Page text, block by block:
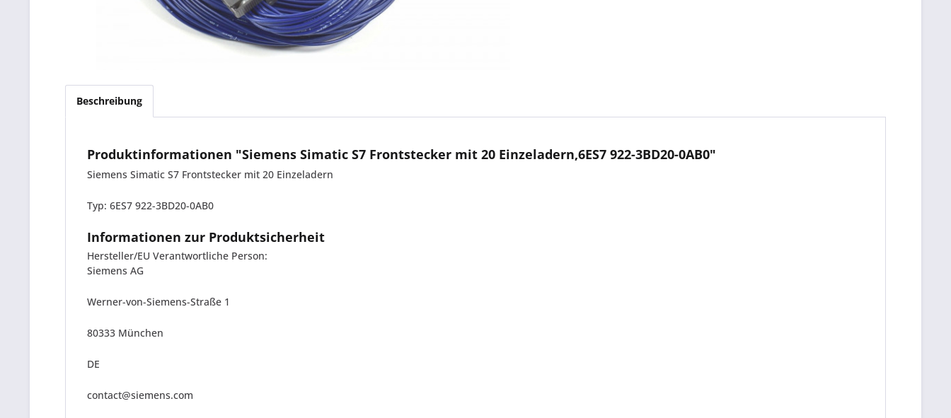
Beschreibung
Produktinformationen "Siemens Simatic S7 Frontstecker mit 20 Einzeladern,6ES7 922-3BD20-0AB0"
Siemens Simatic S7 Frontstecker mit 20 Einzeladern
Typ: 6ES7 922-3BD20-0AB0
Informationen zur Produktsicherheit
Hersteller/EU Verantwortliche Person:
Siemens AG
Werner-von-Siemens-Straße 1
80333 München
DE
contact@siemens.com